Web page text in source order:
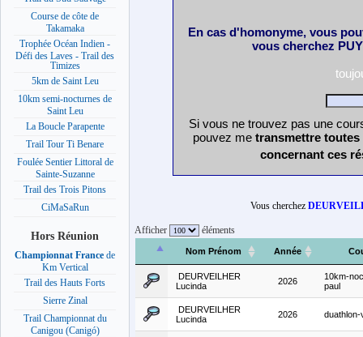
Course de côte de
Takamaka
Trophée Océan Indien -
Défi des Laves - Trail des
Timizes
5km de Saint Leu
10km semi-nocturnes de
Saint Leu
La Boucle Parapente
Trail Tour Ti Benare
Foulée Sentier Littoral de
Sainte-Suzanne
Trail des Trois Pitons
CiMaSaRun
Hors Réunion
Championnat France de
Km Vertical
Trail des Hauts Forts
Sierre Zinal
Trail Championnat du
Canigou (Canigó)
En cas d'homonyme, vous
vous cherchez
Si vous ne trouvez pas une
pouvez me transmettre
concernant ces
Vous cherchez
Afficher éléments
Nom Prénom Année
DEURVEILHER
Lucinda
2026
10km-
paul
DEURVEILHER
Lucinda
2026